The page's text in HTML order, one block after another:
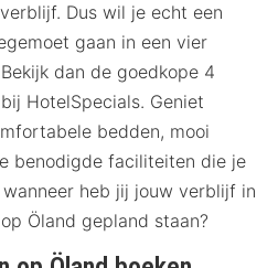
Dus wil je echt een
gaan in een vier
dan de goedkope 4
HotelSpecials. Geniet
bedden, mooi
benodigde faciliteiten die je
heb jij jouw verblijf in
Öland gepland staan?